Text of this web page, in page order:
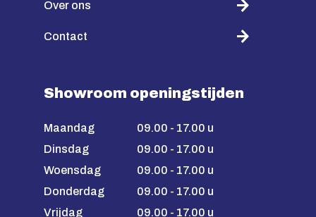
Over ons
Contact
Showroom openingstijden
Maandag
09.00 - 17.00 u
Dinsdag
09.00 - 17.00 u
Woensdag
09.00 - 17.00 u
Donderdag
09.00 - 17.00 u
Vrijdag
09.00 - 17.00 u